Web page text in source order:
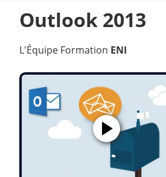
Outlook 2013
L'Équipe Formation ENI